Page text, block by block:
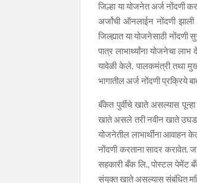
जिल्हा या योजनेत अर्ज नोंदणी
अर्जांची ऑनलाईन नोंदणी
जिल्ह्यात या योजनेसाठी
पात्र लाभार्थ्यांना योजनेचा
यावेळी केले. पालकमंत्री तथा
भागातील अर्ज नोंदणी प्रक्रिये
बँकेत पुर्वीचे खाते असल्यास
खाते असले तरी नवीन खाते
योजनेतील लाभार्थींना आवाहन
नोंदणी करताना सादर करावेत.
सहकारी बँक लि., पोस्टल पेमेंट
संयुक्त खाते असल्यास संबंधित